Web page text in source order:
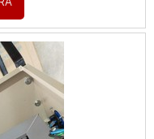
inovadora,
Uma empresa